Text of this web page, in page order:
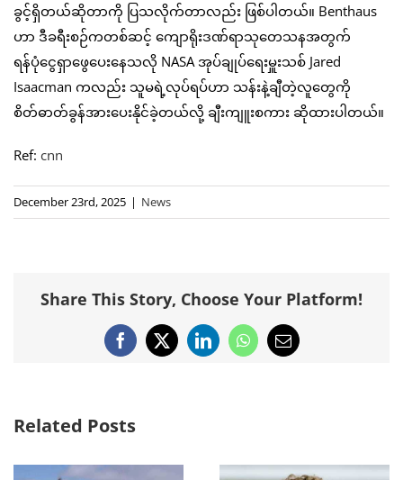
ခွင့်ရှိတယ်ဆိုတာကို ပြသလိုက်တာလည်း ဖြစ်ပါတယ်။ Benthaus
ဟာ ဒီခရီးစဉ်ကတစ်ဆင့် ကျောရိုးဒဏ်ရာသုတေသနအတွက်
ရန်ပုံငွေရှာဖွေပေးနေသလို NASA အုပ်ချုပ်ရေးမှူးသစ် Jared
Isaacman ကလည်း သူမရဲ့လုပ်ရပ်ဟာ သန်းနဲ့ချီတဲ့လူတွေကို
စိတ်ဓာတ်ခွန်အားပေးနိုင်ခဲ့တယ်လို့ ချီးကျူးစကား ဆိုထားပါတယ်။
Ref: cnn
December 23rd, 2025 | News
Share This Story, Choose Your Platform!
Facebook
X LinkedInWhatsApp
Email
Related Posts